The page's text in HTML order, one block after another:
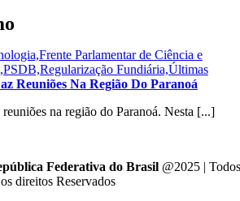
Parlamentar de Ciência e
Fundiária,Últimas
Reuniões Na Região Do Paranoá
na região do Paranoá. Nesta [...]
Federativa do Brasil @2025 | Todos
os direitos Reservados